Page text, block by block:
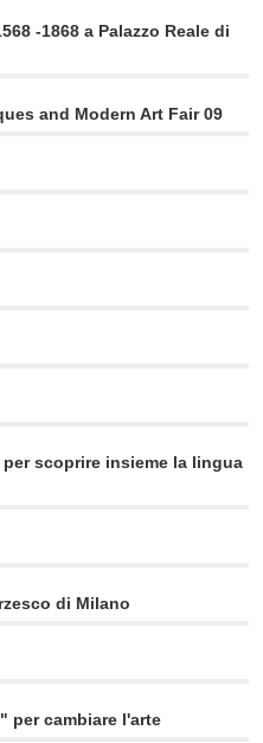
-1868 a Palazzo Reale di
and Modern Art Fair 09
scoprire insieme la lingua
di Milano
per cambiare l'arte